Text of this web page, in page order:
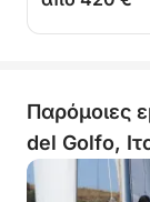
Παρόμοιες
del Golfo,